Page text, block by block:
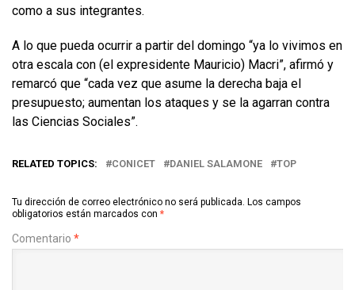
como a sus integrantes.
A lo que pueda ocurrir a partir del domingo “ya lo vivimos en
otra escala con (el expresidente Mauricio) Macri”, afirmó y
remarcó que “cada vez que asume la derecha baja el
presupuesto; aumentan los ataques y se la agarran contra
las Ciencias Sociales”.
RELATED TOPICS: CONICET DANIEL SALAMONE TOP
Tu dirección de correo electrónico no será publicada. Los campos
obligatorios están marcados con *
Comentario *